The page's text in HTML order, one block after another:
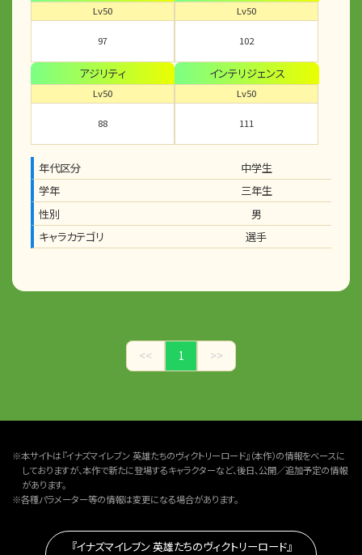
Lv50
97
Lv50
102
アジリティ
Lv50
88
インテリジェンス
Lv50
111
年代区分
中学生
学年
三年生
性別
男
キャラカテゴリ
選手
<< 1 >>
※本サイトは『イナズマイレブン 英雄たちのヴィクトリーロード』（本作）の情報をベースに
しておりますが、本作で新たに登場するキャラクターなど、後日、公開／追加予定の情報
があります。
※各種パラメーター等の情報は変更になる場合があります。
『イナズマイレブン 英雄たちのヴィクトリーロード』